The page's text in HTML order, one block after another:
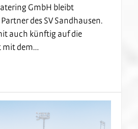
GmbH bleibt
des SV Sandhausen.
auch künftig auf die
mit dem…